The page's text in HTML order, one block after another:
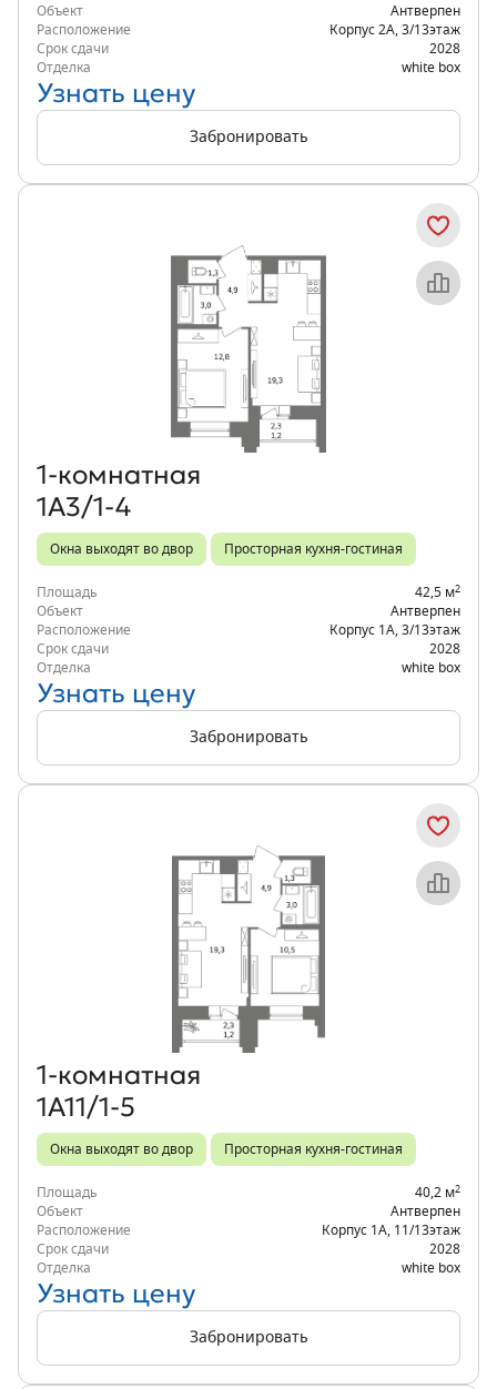
Объект
Антверпен
Расположение
Корпус 2А 3/13этаж
Срок сдачи
2028
Отделка
white box
Узнать цену
Забронировать
Объект месяца
1‑комнатная
1А3/1-4
Окна выходят во двор Просторная кухня-гостиная
Площадь 42,5 м2
Объект
Антверпен
Расположение
Корпус 1А 3/13этаж
Срок сдачи
2028
Отделка
white box
Узнать цену
Забронировать
Объект месяца
1‑комнатная
1А11/1-5
Окна выходят во двор Просторная кухня-гостиная
Площадь 40,2 м2
Объект
Антверпен
Расположение
Корпус 1А 11/13этаж
Срок сдачи
2028
Отделка
white box
Узнать цену
Забронировать